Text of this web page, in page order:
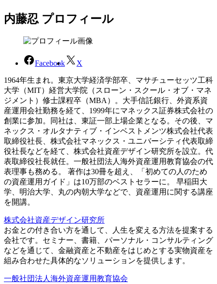
内藤忍 プロフィール
Facebook X
1964年生まれ。東京大学経済学部卒、マサチューセッツ工科
大学（MIT）経営大学院（スローン・スクール・オブ・マネ
ジメント）修士課程卒（MBA）。大手信託銀行、外資系資
産運用会社勤務を経て、1999年にマネックス証券株式会社の
創業に参加。同社は、東証一部上場企業となる。その後、マ
ネックス・オルタナティブ・インベストメンツ株式会社代表
取締役社長、株式会社マネックス・ユニバーシティ代表取締
役社長などを経て、株式会社資産デザイン研究所を設立。代
表取締役社長就任。一般社団法人海外資産運用教育協会の代
表理事も務める。 著作は30冊を超え、「初めての人のため
の資産運用ガイド」は10万部のベストセラーに。 早稲田大
学、明治大学、丸の内朝大学などで、資産運用に関する講座
を開講。
株式会社資産デザイン研究所
お金との付き合い方を通して、人生を変える方法を提案する
会社です。セミナー、書籍、パーソナル・コンサルティング
などを通じて、金融資産と不動産をはじめとする実物資産を
組み合わせた具体的なソリューションを提供します。
一般社団法人海外資産運用教育協会